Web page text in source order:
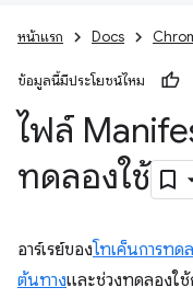
หน้าแรก Docs
ข้อมูลนี้มีประโยชน์ไหม
ไฟล์
ทดลองใช้
อาร์เรย์ของโทเค็นการทด
ต้นทางและช่วงทดลองใ